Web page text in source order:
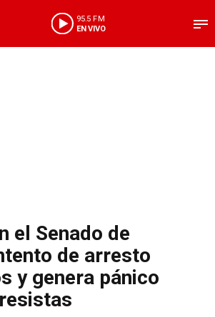
95.5 FM
EN VIVO
el Senado de
de arresto
y genera pánico